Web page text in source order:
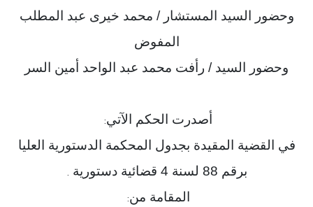
وحضور السيد المستشار / محمد خيرى عبد المطلب
المفوض
وحضور السيد / رأفت محمد عبد الواحد أمين السر
أصدرت الحكم الآتي:
في القضية المقيدة بجدول المحكمة الدستورية العليا
برقم 88 لسنة 4 قضائية دستورية
.
المقامة من: